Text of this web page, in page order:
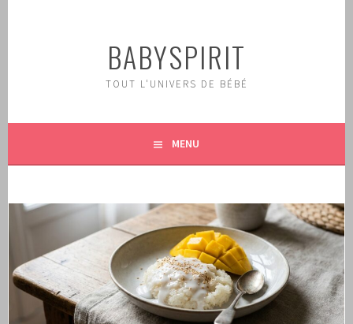
BABYSPIRIT
TOUT L'UNIVERS DE BÉBÉ
MENU